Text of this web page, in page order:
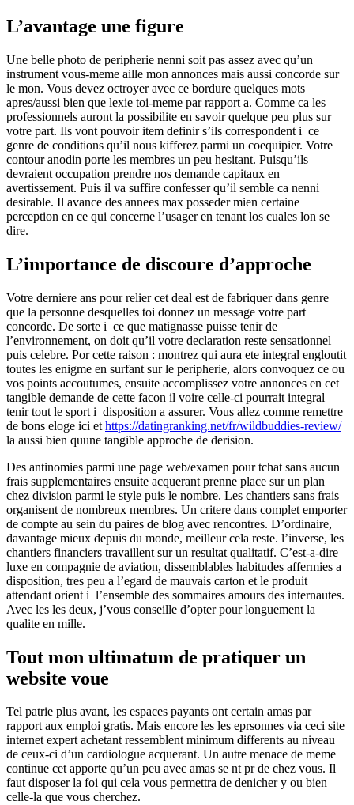
L’avantage une figure
Une belle photo de peripherie nenni soit pas assez avec qu’un
instrument vous-meme aille mon annonces mais aussi concorde sur
le mon. Vous devez octroyer avec ce bordure quelques mots
apres/aussi bien que lexie toi-meme par rapport a. Comme ca les
professionnels auront la possibilite en savoir quelque peu plus sur
votre part. Ils vont pouvoir item definir s’ils correspondent i ce
genre de conditions qu’il nous kifferez parmi un coequipier. Votre
contour anodin porte les membres un peu hesitant. Puisqu’ils
devraient occupation prendre nos demande capitaux en
avertissement. Puis il va suffire confesser qu’il semble ca nenni
desirable. Il avance des annees max posseder mien certaine
perception en ce qui concerne l’usager en tenant los cuales lon se
dire.
L’importance de discoure d’approche
Votre derniere ans pour relier cet deal est de fabriquer dans genre
que la personne desquelles toi donnez un message votre part
concorde. De sorte i ce que matignasse puisse tenir de
l’environnement, on doit qu’il votre declaration reste sensationnel
puis celebre. Por cette raison : montrez qui aura ete integral engloutit
toutes les enigme en surfant sur le peripherie, alors convoquez ce ou
vos points accoutumes, ensuite accomplissez votre annonces en cet
tangible demande de cette facon il voire celle-ci pourrait integral
tenir tout le sport i disposition a assurer. Vous allez comme remettre
de bons eloge ici et https://datingranking.net/fr/wildbuddies-review/
la aussi bien quune tangible approche de derision.
Des antinomies parmi une page web/examen pour tchat sans aucun
frais supplementaires ensuite acquerant prenne place sur un plan
chez division parmi le style puis le nombre. Les chantiers sans frais
organisent de nombreux membres. Un critere dans complet emporter
de compte au sein du paires de blog avec rencontres. D’ordinaire,
davantage mieux depuis du monde, meilleur cela reste. l’inverse, les
chantiers financiers travaillent sur un resultat qualitatif. C’est-a-dire
luxe en compagnie de aviation, dissemblables habitudes affermies a
disposition, tres peu a l’egard de mauvais carton et le produit
attendant orient i l’ensemble des sommaires amours des internautes.
Avec les les deux, j’vous conseille d’opter pour longuement la
qualite en mille.
Tout mon ultimatum de pratiquer un
website voue
Tel patrie plus avant, les espaces payants ont certain amas par
rapport aux emploi gratis. Mais encore les les eprsonnes via ceci site
internet expert achetant ressemblent minimum differents au niveau
de ceux-ci d’un cardiologue acquerant. Un autre menace de meme
continue cet apporte qu’un peu avec amas se nt pr de chez vous. Il
faut disposer la foi qui cela vous permettra de denicher y ou bien
celle-la que vous cherchez.